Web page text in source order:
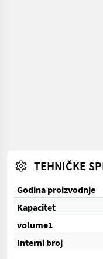
TEHNIČKE
Godina proizvodnje
Kapacitet
volume1
Interni broj